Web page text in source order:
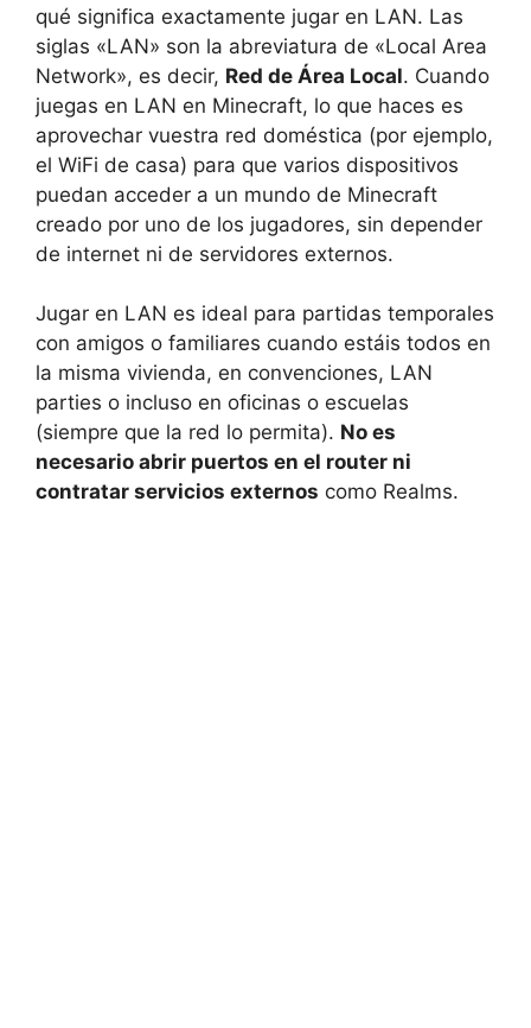
qué significa exactamente jugar en LAN. Las
siglas «LAN» son la abreviatura de «Local Area
Network», es decir, Red de Área Local. Cuando
juegas en LAN en Minecraft, lo que haces es
aprovechar vuestra red doméstica (por ejemplo,
el WiFi de casa) para que varios dispositivos
puedan acceder a un mundo de Minecraft
creado por uno de los jugadores, sin depender
de internet ni de servidores externos.
Jugar en LAN es ideal para partidas temporales
con amigos o familiares cuando estáis todos en
la misma vivienda, en convenciones, LAN
parties o incluso en oficinas o escuelas
(siempre que la red lo permita). No es
necesario abrir puertos en el router ni
contratar servicios externos como Realms.